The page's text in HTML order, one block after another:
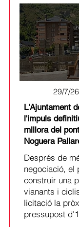
29/7/26
L'Ajuntament
l'impuls
millora del
Noguera
Després de
negociació, el
construir una
vianants i
licitació la
pressupost